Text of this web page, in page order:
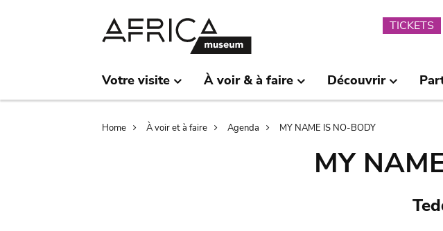
TICKETS
Votre visite À voir & à faire Découvrir
Breadcrumb
Home À voir et à faire Agenda MY NAME IS NO-BODY
MY